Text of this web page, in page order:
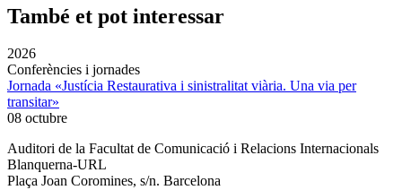
També et pot interessar
2026
Conferències i jornades
Jornada «Justícia Restaurativa i sinistralitat viària. Una via per
transitar»
08 octubre
Auditori de la Facultat de Comunicació i Relacions Internacionals
Blanquerna-URL
Plaça Joan Coromines, s/n. Barcelona